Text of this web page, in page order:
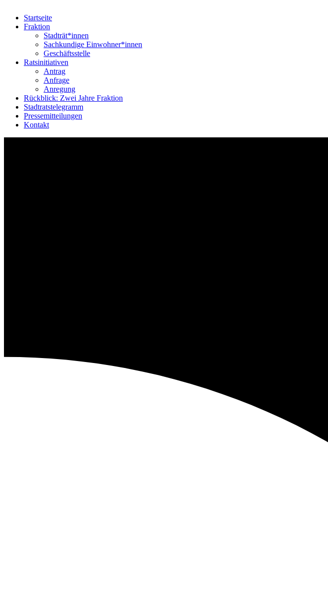
Startseite
Fraktion
Stadträt*innen
Sachkundige Einwohner*innen
Geschäftsstelle
Ratsinitiativen
Antrag
Anfrage
Anregung
Rückblick: Zwei Jahre Fraktion
Stadtratstelegramm
Pressemitteilungen
Kontakt